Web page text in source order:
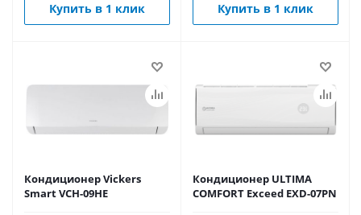
Купить в 1 клик Купить в 1 клик
Кондиционер Vickers
Smart VCH-09HE
Кондиционер ULTIMA
COMFORT Exceed EXD-07PN